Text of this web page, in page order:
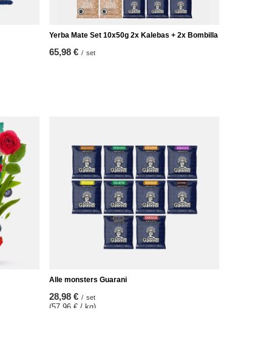
Yerba Mate Set 10x50g 2x Kalebas + 2x Bombilla
65,98 € / set
Alle monsters Guarani
28,98 € / set
(57,96 € / kg)